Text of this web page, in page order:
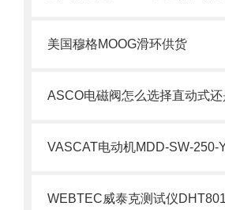
美国穆格MOOG滑环供货